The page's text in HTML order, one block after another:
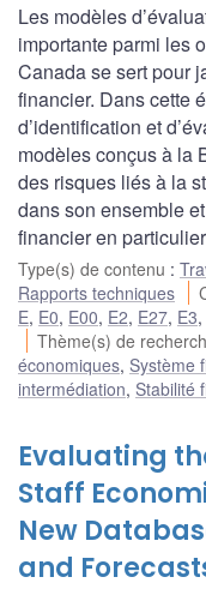
Les modèles
importante parmi les
Canada se sert pour
financier. Dans cette
d’identification et
modèles conçus à la
des risques liés à la
dans son ensemble
financier en
Type(s) de contenu :
Rapports techniques
E, E0, E00, E2, E27, E3,
Thème(s) de
économiques, Système
intermédiation, Stabilité
Evaluating
Staff
New
and